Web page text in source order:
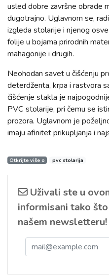
usled dobre završne obrade
dugotrajno. Uglavnom se,
izgleda stolarije i njenog
folije u bojama prirodnih
mahagonije i drugih.
Neohodan savet u čišćenju
deterdženta, krpa i rastvora
čišćenje stakla je
PVC stolarije, pri čemu se
prozora. Uglavnom je
imaju afinitet prikupljanja i
Otkrijte više o pvc stolarija
Uživali ste u
informisani tako
našem newsletteru!